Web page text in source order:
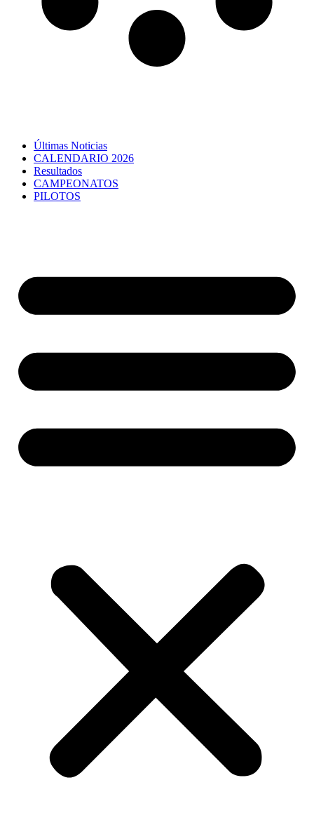
Últimas Noticias
CALENDARIO 2026
Resultados
CAMPEONATOS
PILOTOS